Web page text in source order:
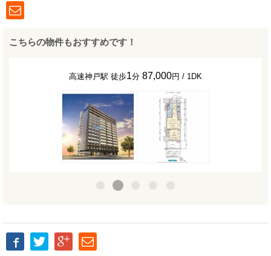
こちらの物件もおすすめです！
高速神戸駅 徒歩1 分 87,000円 / 1DK